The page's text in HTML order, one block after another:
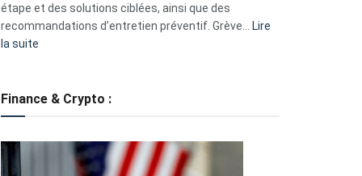
étape et des solutions ciblées, ainsi que des
recommandations d’entretien préventif. Grève…
Lire
la suite
tondeuses
démarrage
Finance & Crypto :